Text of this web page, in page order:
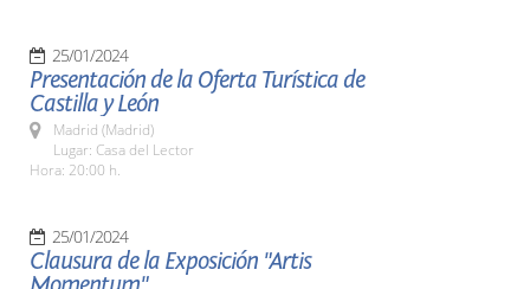
25/01/2024
Presentación de la Oferta Turística de
Castilla y León
Madrid (Madrid)
Lugar: Casa del Lector
Hora: 20:00 h.
25/01/2024
Clausura de la Exposición "Artis